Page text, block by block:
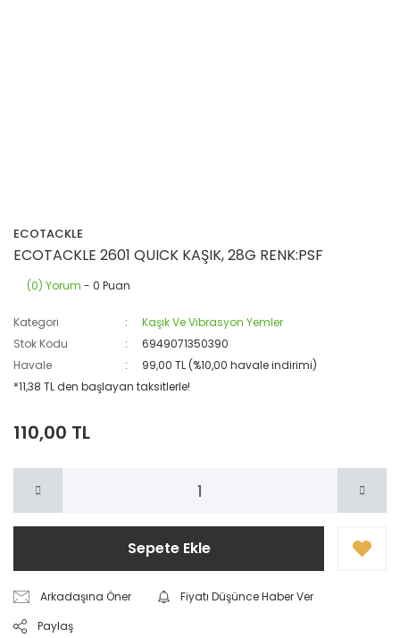
ECOTACKLE
ECOTACKLE 2601 QUICK KAŞIK, 28G RENK:PSF
(0) Yorum - 0 Puan
Kategori
Kaşık Ve Vibrasyon Yemler
Stok Kodu
6949071350390
Havale
99,00 TL (%10,00 havale indirimi)
*11,38 TL den başlayan taksitlerle!
110,00 TL
Sepete Ekle
Arkadaşına Öner
Fiyatı Düşünce Haber Ver
Paylaş